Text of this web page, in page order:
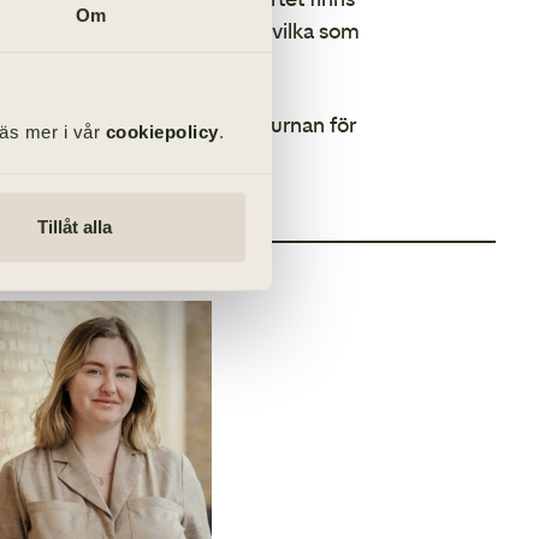
Om
mer i vår cookiepolicy.
Tillåt alla
namn på kompositörer, vilka som
och ordning till kistan eller urnan för